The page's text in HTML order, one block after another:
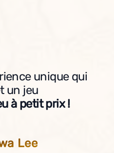
unique qui
un jeu
à petit prix !
Lee